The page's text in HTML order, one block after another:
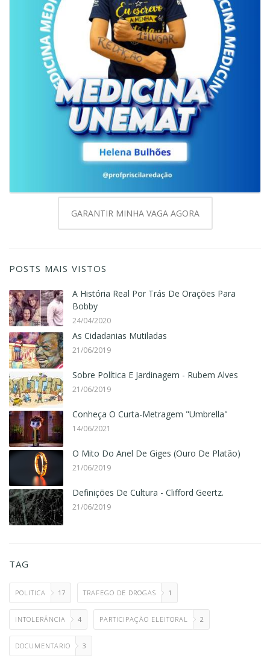
GARANTIR MINHA VAGA AGORA
POSTS MAIS VISTOS
A História Real Por Trás De Orações Para
Bobby
24/04/2020
As Cidadanias Mutiladas
21/06/2019
Sobre Política E Jardinagem - Rubem Alves
21/06/2019
Conheça O Curta-Metragem "Umbrella"
14/06/2021
O Mito Do Anel De Giges (Ouro De Platão)
21/06/2019
Definições De Cultura - Clifford Geertz.
21/06/2019
TAG
POLITICA 17 TRAFEGO DE DROGAS 1
INTOLERÂNCIA 4 PARTICIPAÇÃO ELEITORAL 2
DOCUMENTARIO 3